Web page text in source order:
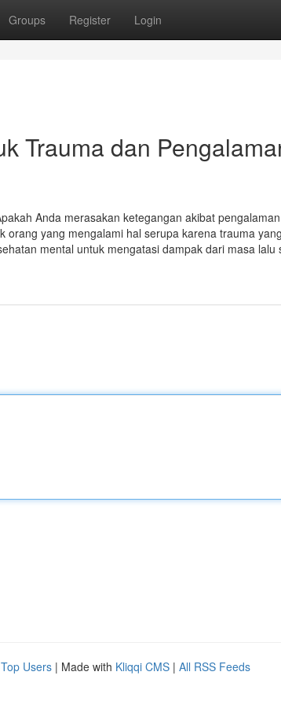
Groups Register Login
Trauma dan
Anda merasakan ketegangan akibat
yang mengalami hal serupa karena trauma
mental untuk mengatasi dampak dari masa lalu
Top Users | Made with Kliqqi CMS | All RSS Feeds